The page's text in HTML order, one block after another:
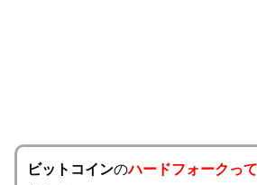
ビットコインのハードフォークっ